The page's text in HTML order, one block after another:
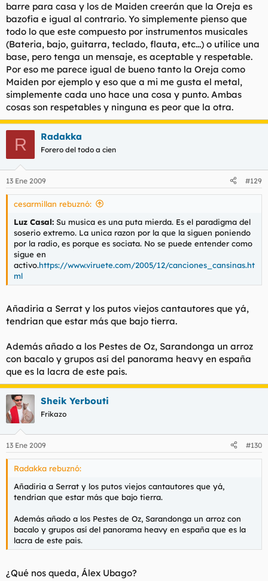
barre para casa y los de Maiden creerán que la Oreja es
bazofia e igual al contrario. Yo simplemente pienso que
todo lo que este compuesto por instrumentos musicales
(Bateria, bajo, guitarra, teclado, flauta, etc...) o utilice una
base, pero tenga un mensaje, es aceptable y respetable.
Por eso me parece igual de bueno tanto la Oreja como
Maiden por ejemplo y eso que a mi me gusta el metal,
simplemente cada uno hace una cosa y punto. Ambas
cosas son respetables y ninguna es peor que la otra.
R Radakka
Forero del todo a cien
13 Ene 2009 #129
cesarmillan rebuznó:
Luz Casal: Su musica es una puta mierda. Es el paradigma del
soserio extremo. La unica razon por la que la siguen poniendo
por la radio, es porque es sociata. No se puede entender como
sigue en
activo.https://www.viruete.com/2005/12/canciones_cansinas.ht
ml
Añadiria a Serrat y los putos viejos cantautores que yá,
tendrian que estar más que bajo tierra.
Además añado a los Pestes de Oz, Sarandonga un arroz
con bacalo y grupos así del panorama heavy en españa
que es la lacra de este pais.
Sheik Yerbouti
Frikazo
13 Ene 2009 #130
Radakka rebuznó:
Añadiria a Serrat y los putos viejos cantautores que yá,
tendrian que estar más que bajo tierra.
Además añado a los Pestes de Oz, Sarandonga un arroz con
bacalo y grupos así del panorama heavy en españa que es la
lacra de este pais.
¿Qué nos queda, Álex Ubago?